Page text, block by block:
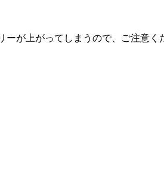
ーが上がってしまうので、ご注意く